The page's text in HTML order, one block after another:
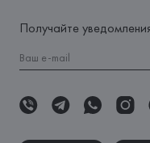
Получайте